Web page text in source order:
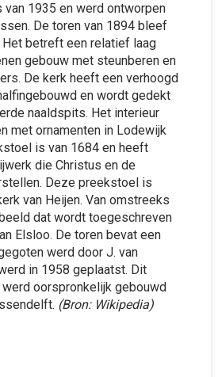
van 1935 en werd ontworpen
De toren van 1894 bleef
Het betreft een relatief laag
gebouw met steunberen en
De kerk heeft een verhoogd
en wordt gedekt
naaldspits. Het interieur
met ornamenten in Lodewijk
is van 1684 en heeft
die Christus en de
Deze preekstoel is
van Heijen. Van omstreeks
dat wordt toegeschreven
Elsloo. De toren bevat een
werd door J. van
in 1958 geplaatst. Dit
oorspronkelijk gebouwd
(Bron: Wikipedia)